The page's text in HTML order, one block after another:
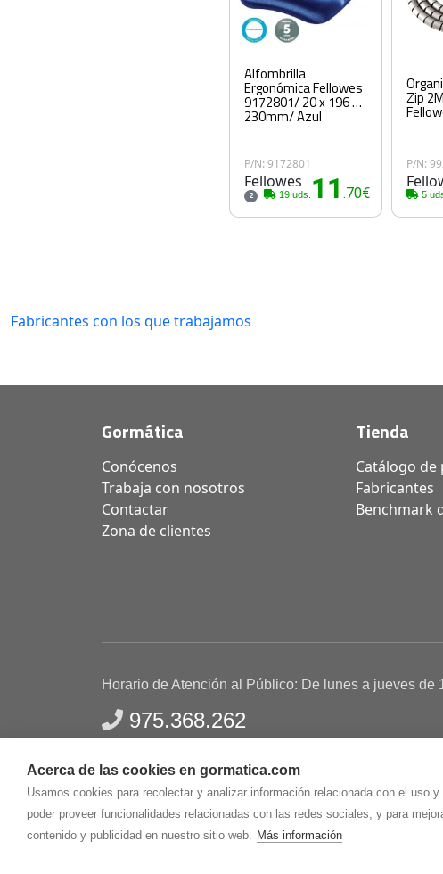
Acerca de las cookies en gormatica.com
Usamos cookies para recolectar y analizar información relacionada con el uso
poder proveer funcionalidades relacionadas con las redes sociales, y para
contenido y publicidad en nuestro sitio web. Más información
Alfombrilla
Ergonómica Fellowes
9172801/ 20 x 196 x
230mm/ Azul
P/N: 9172801
Fellowes
2 19 uds. 11 .70€
Zip
P/N:
5
Fabricantes con los que trabajamos
Gormática
Conócenos
Trabaja con nosotros
Contactar
Zona de clientes
Tienda
Catálogo
Fabricantes
Benchmark
Horario de Atención al Público: De lunes a jueves
975.368.262
Gormaz Informática S.L.C/ Soria, 2 - El Burgo de Osma